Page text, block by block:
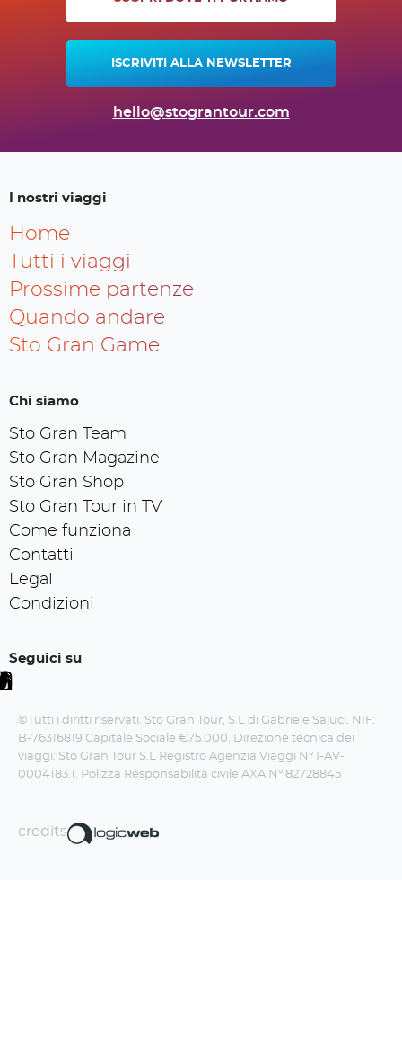
ISCRIVITI ALLA NEWSLETTER
hello@stograntour.com
I nostri viaggi
Home
Tutti i viaggi
Prossime partenze
Quando andare
Sto Gran Game
Chi siamo
Sto Gran Team
Sto Gran Magazine
Sto Gran Shop
Sto Gran Tour in TV
Come funziona
Contatti
Legal
Condizioni
Seguici su
©Tutti i diritti riservati. Sto Gran Tour, S.L di Gabriele Saluci. NIF:
B-76316819 Capitale Sociale €75.000. Direzione tecnica dei
viaggi: Sto Gran Tour S.L Registro Agenzia Viaggi N° I-AV-
0004183.1. Polizza Responsabilità civile AXA N° 82728845
credits